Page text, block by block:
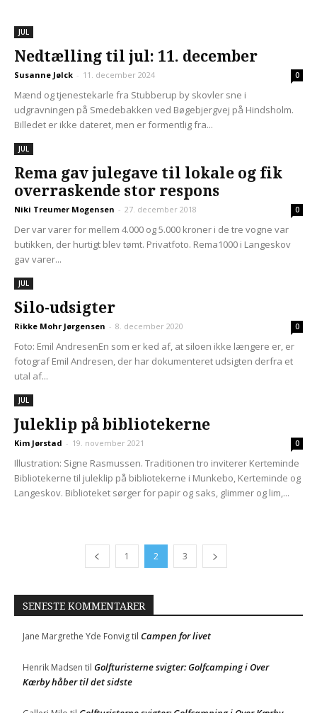
JUL
Nedtælling til jul: 11. december
Susanne Jølck - 11. december 2024 0
Mænd og tjenestekarle fra Stubberup by skovler sne i
udgravningen på Smedebakken ved Bøgebjergvej på Hindsholm.
Billedet er ikke dateret, men er formentlig fra...
JUL
Rema gav julegave til lokale og fik
overraskende stor respons
Niki Treumer Mogensen - 27. december 2018 0
Der var varer for mellem 4.000 og 5.000 kroner i de tre vogne var
butikken, der hurtigt blev tømt. Privatfoto. Rema1000 i Langeskov
gav varer...
JUL
Silo-udsigter
Rikke Mohr Jørgensen - 8. december 2020 0
Foto: Emil AndresenEn som er ked af, at siloen ikke længere er, er
fotograf Emil Andresen, der har dokumenteret udsigten derfra et
utal af...
JUL
Juleklip på bibliotekerne
Kim Jørstad - 19. november 2021 0
Illustration: Signe Rasmussen. Traditionen tro inviterer Kerteminde
Bibliotekerne til juleklip på bibliotekerne i Munkebo, Kerteminde og
Langeskov. Biblioteket sørger for papir og saks, glimmer og lim,...
1 2 3
SENESTE KOMMENTARER
Jane Margrethe Yde Fonvigtil Campen for livet
Henrik Madsen til Golfturisterne svigter: Golfcamping i Over
Kærby håber til det sidste